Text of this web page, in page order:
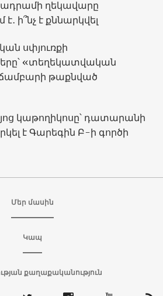
ղեկավարը
ի՞նչ է քննարկվել
սփյուռքի
«տեղեկատվական
ճամբարի թաքնված
կաթողիկոսը՝ դատարանի
է Գարեգին Բ-ի գործի
Մեր մասին
Կապ
քաղաքականություն